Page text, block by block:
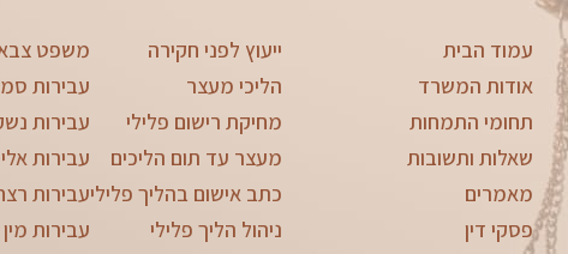
עמוד הבית
אודות המשרד
תחומי התמחות
שאלות ותשובות
מאמרים
פסקי דין
ייעוץ לפני חקירה
הליכי מעצר
מחיקת רישום פלילי
מעצר עד תום הליכים
כתב אישום בהליך פלילי
ניהול הליך פלילי
משפט
עבירות
עבירות
עבירות
עבירות
עבירות מין